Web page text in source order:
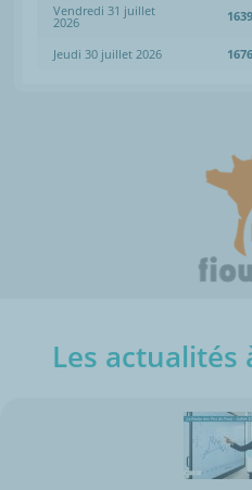
Vendredi 31 juillet
2026
Jeudi 30 juillet 2026
Les actualités